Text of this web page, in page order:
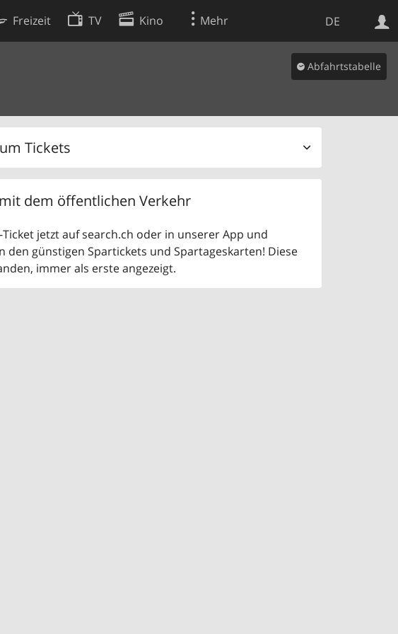
DE
Freizeit TV Kino Mehr
Abfahrtstabelle
Tickets
dem öffentlichen Verkehr
Ticket jetzt auf search.ch oder in unserer App und
den günstigen Spartickets und Spartageskarten! Diese
immer als erste angezeigt.